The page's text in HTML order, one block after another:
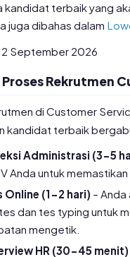
kandidat terbaik yang
juga dibahas dalam
September 2026
Proses Rekrutmen
di Customer
kandidat terbaik
Administrasi (3-5
Anda untuk
Online (1-2 hari) –
dan tes typing untuk
mengetik.
HR (30-45 menit)